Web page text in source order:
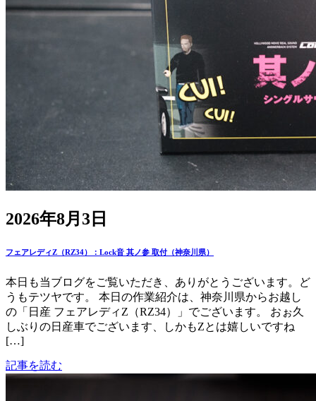
2026年8月3日
フェアレディZ（RZ34）：Lock音 其ノ参 取付（神奈川県）
本日も当ブログをご覧いただき、ありがとうございます。ど
うもテツヤです。 本日の作業紹介は、神奈川県からお越し
の「日産 フェアレディZ（RZ34）」でございます。 おぉ久
しぶりの日産車でございます、しかもZとは嬉しいですね
[…]
記事を読む